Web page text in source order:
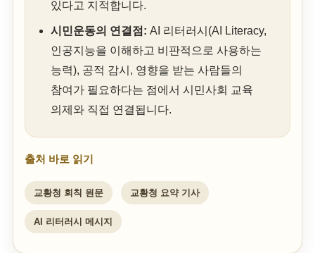
있다고 지적합니다.
시민운동의 연결점: AI 리터러시(AI Literacy,
인공지능을 이해하고 비판적으로 사용하는
능력), 공적 감시, 영향을 받는 사람들의
참여가 필요하다는 점에서 시민사회 교육
의제와 직접 연결됩니다.
출처 바로 읽기
교황청 회칙 원문 교황청 요약 기사
AI 리터러시 메시지